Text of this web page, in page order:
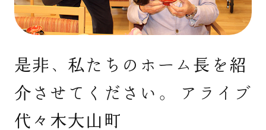
是非、私たちのホーム長を紹
介させてください。 アライブ
代々木大山町